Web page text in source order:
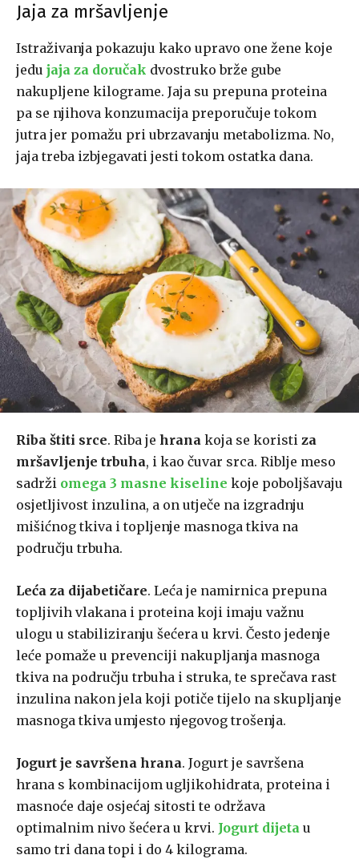
Jaja za mršavljenje
Istraživanja pokazuju kako upravo one žene koje
jedu jaja za doručak dvostruko brže gube
nakupljene kilograme. Jaja su prepuna proteina
pa se njihova konzumacija preporučuje tokom
jutra jer pomažu pri ubrzavanju metabolizma. No,
jaja treba izbjegavati jesti tokom ostatka dana.
Riba štiti srce. Riba je hrana koja se koristi za
mršavljenje trbuha, i kao čuvar srca. Riblje meso
sadrži omega 3 masne kiseline koje poboljšavaju
osjetljivost inzulina, a on utječe na izgradnju
mišićnog tkiva i topljenje masnoga tkiva na
području trbuha.
Leća za dijabetičare. Leća je namirnica prepuna
topljivih vlakana i proteina koji imaju važnu
ulogu u stabiliziranju šećera u krvi. Često jedenje
leće pomaže u prevenciji nakupljanja masnoga
tkiva na području trbuha i struka, te sprečava rast
inzulina nakon jela koji potiče tijelo na skupljanje
masnoga tkiva umjesto njegovog trošenja.
Jogurt je savršena hrana. Jogurt je savršena
hrana s kombinacijom ugljikohidrata, proteina i
masnoće daje osjećaj sitosti te održava
optimalnim nivo šećera u krvi. Jogurt dijeta u
samo tri dana topi i do 4 kilograma.